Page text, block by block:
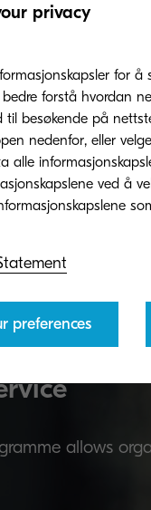
allows
privacy
for
forstå hvordan
til besøkende på
nedenfor, eller
alle
ved å
preferences